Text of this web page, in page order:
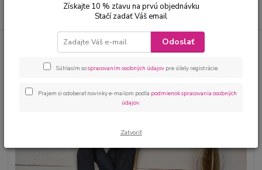
Dupačky, overaly, pyžamká
Nohavice s trakmi pre
Nohavice s trakmi pre bábätko
čierna
Získajte 10 % zľavu na prvú objednávku
Stačí zadať Váš email
Odoslať
Súhlasím sospracovaním osobných údajov pre účely registrácie.
Prajem si odoberať novinky e-mailom podľa podmienok spracovania osobných
údajov.
Zatvoriť